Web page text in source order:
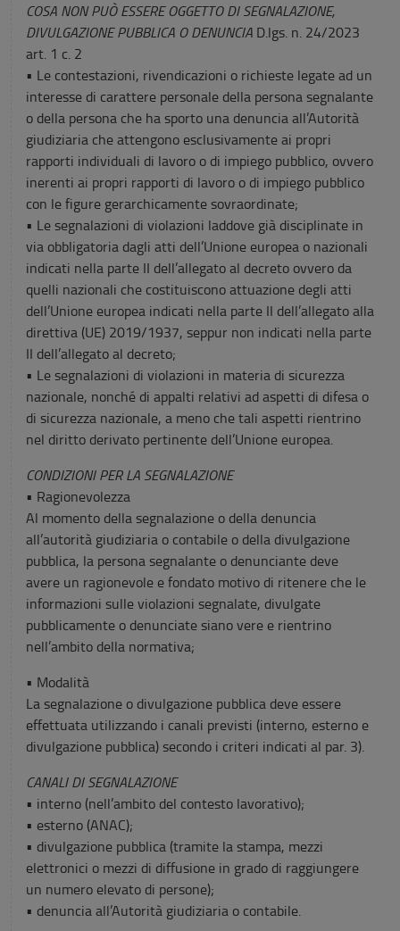
COSA NON PUÒ ESSERE OGGETTO DI SEGNALAZIONE,
DIVULGAZIONE PUBBLICA O DENUNCIA D.lgs. n. 24/2023
art. 1 c. 2
• Le contestazioni, rivendicazioni o richieste legate ad un
interesse di carattere personale della persona segnalante
o della persona che ha sporto una denuncia all’Autorità
giudiziaria che attengono esclusivamente ai propri
rapporti individuali di lavoro o di impiego pubblico, ovvero
inerenti ai propri rapporti di lavoro o di impiego pubblico
con le figure gerarchicamente sovraordinate;
• Le segnalazioni di violazioni laddove già disciplinate in
via obbligatoria dagli atti dell’Unione europea o nazionali
indicati nella parte II dell’allegato al decreto ovvero da
quelli nazionali che costituiscono attuazione degli atti
dell’Unione europea indicati nella parte II dell’allegato alla
direttiva (UE) 2019/1937, seppur non indicati nella parte
II dell’allegato al decreto;
• Le segnalazioni di violazioni in materia di sicurezza
nazionale, nonché di appalti relativi ad aspetti di difesa o
di sicurezza nazionale, a meno che tali aspetti rientrino
nel diritto derivato pertinente dell’Unione europea.
CONDIZIONI PER LA SEGNALAZIONE
• Ragionevolezza
Al momento della segnalazione o della denuncia
all’autorità giudiziaria o contabile o della divulgazione
pubblica, la persona segnalante o denunciante deve
avere un ragionevole e fondato motivo di ritenere che le
informazioni sulle violazioni segnalate, divulgate
pubblicamente o denunciate siano vere e rientrino
nell’ambito della normativa;
• Modalità
La segnalazione o divulgazione pubblica deve essere
effettuata utilizzando i canali previsti (interno, esterno e
divulgazione pubblica) secondo i criteri indicati al par. 3).
CANALI DI SEGNALAZIONE
• interno (nell’ambito del contesto lavorativo);
• esterno (ANAC);
• divulgazione pubblica (tramite la stampa, mezzi
elettronici o mezzi di diffusione in grado di raggiungere
un numero elevato di persone);
• denuncia all’Autorità giudiziaria o contabile.